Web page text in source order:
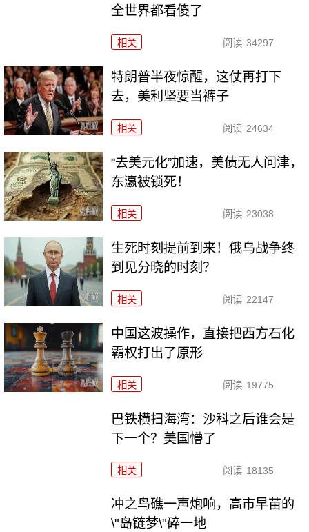
全世界都看傻了
相关 阅读 34297
特朗普半夜惊醒，这仗再打下
去，美利坚要当裤子
相关 阅读 24634
“去美元化”加速，美债无人问津，
东瀛被锁死！
相关 阅读 23038
生死时刻提前到来！俄乌战争终
到见分晓的时刻？
相关 阅读 22147
中国这波操作，直接把西方石化
霸权打出了原形
相关 阅读 19775
巴铁横扫海湾：沙科之后谁会是
下一个？美国懵了
相关 阅读 18135
冲之鸟礁一声炮响，高市早苗的
\"岛链梦\"碎一地